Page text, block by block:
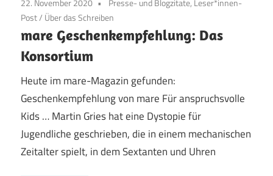
22. November 2020
Presse- und Blogzitate, Leser*innen-
Post/ Über das Schreiben
mare Geschenkempfehlung: Das
Konsortium
Heute im mare-Magazin gefunden:
Geschenkempfehlung von mare Für anspruchsvolle
Kids … Martin Gries hat eine Dystopie für
Jugendliche geschrieben, die in einem mechanischen
Zeitalter spielt, in dem Sextanten und Uhren